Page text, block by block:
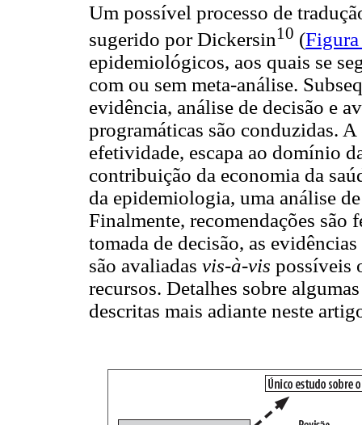
Um possível processo de
sugerido por Dickersin10 (
epidemiológicos, aos quais se
com ou sem meta-análise.
evidência, análise de decisão e
programáticas são conduzidas.
efetividade, escapa ao domínio
contribuição da economia da
da epidemiologia, uma análise
Finalmente, recomendações são
tomada de decisão, as
são avaliadas vis-à-vis possíveis
recursos. Detalhes sobre
descritas mais adiante neste